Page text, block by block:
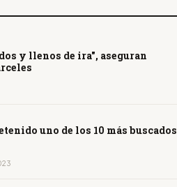
y llenos de ira", aseguran
uno de los 10 más buscados